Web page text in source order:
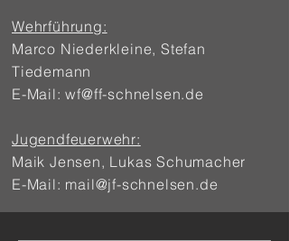
Wehrführung:
Marco Niederkleine, Stefan
Tiedemann
E-Mail:wf@ff-schnelsen.de
Jugendfeuerwehr:
Maik Jensen, Lukas Schumacher
E-Mail: mail@jf-schnelsen.de